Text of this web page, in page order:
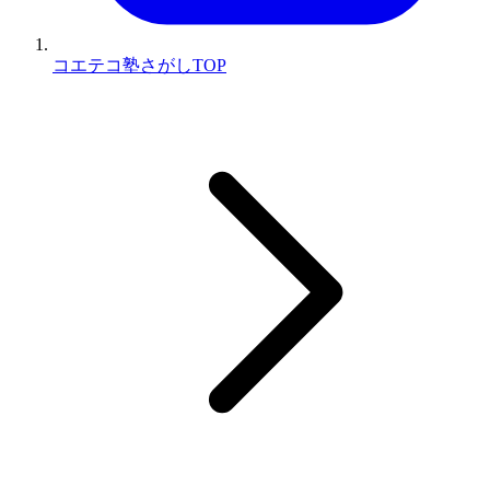
コエテコ塾さがしTOP